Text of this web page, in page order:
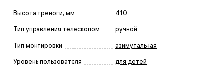
Высота треноги, мм 410
Тип управления телескопом ручной
Тип монтировки азимутальная
Уровень пользователя для детей